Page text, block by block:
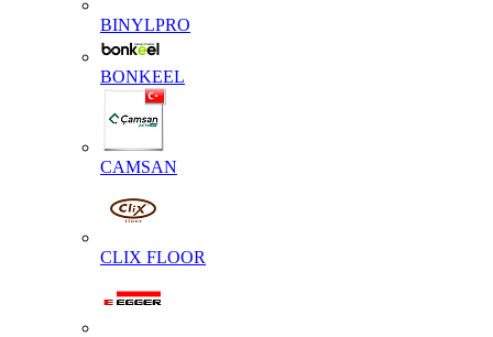
BINYLPRO
BONKEEL
CAMSAN
CLIX FLOOR